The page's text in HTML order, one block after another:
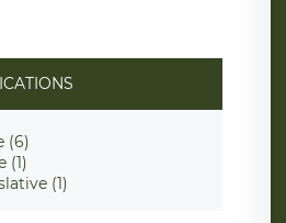
(6)
(1)
(1)